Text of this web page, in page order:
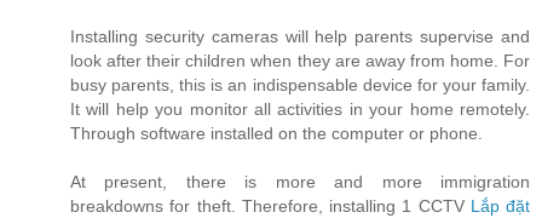
Installing security cameras will help parents supervise and
look after their children when they are away from home. For
busy parents, this is an indispensable device for your family.
It will help you monitor all activities in your home remotely.
Through software installed on the computer or phone.
At present, there is more and more immigration
breakdowns for theft. Therefore, installing 1 CCTV Lắp đặt